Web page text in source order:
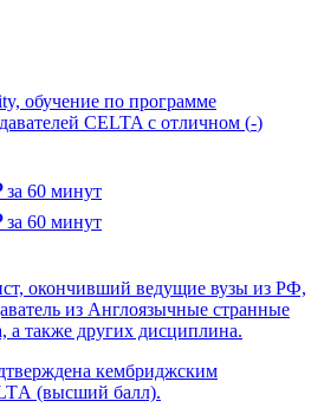
обучение по программе
CELTA с отличном (-)
за 60 минут
за 60 минут
окончивший ведущие вузы из РФ,
из Англоязычные странные
а также других дисциплина.
кембриджским
(высший балл).